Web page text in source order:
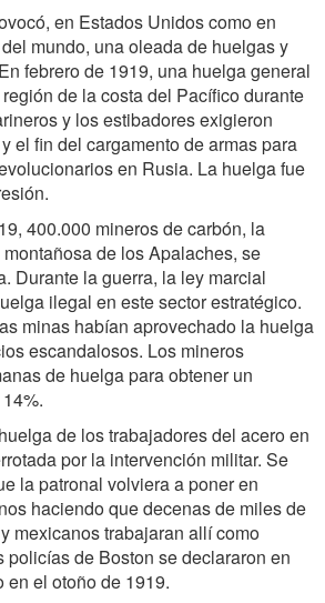
en Estados Unidos como en
mundo, una oleada de huelgas y
febrero de 1919, una huelga general
de la costa del Pacífico durante
y los estibadores exigieron
el fin del cargamento de armas para
en Rusia. La huelga fue
400.000 mineros de carbón, la
de los Apalaches, se
Durante la guerra, la ley marcial
ilegal en este sector estratégico.
minas habían aprovechado la huelga
escandalosos. Los mineros
de huelga para obtener un
de los trabajadores del acero en
por la intervención militar. Se
la patronal volviera a poner en
haciendo que decenas de miles de
mexicanos trabajaran allí como
policías de Boston se declararon en
en el otoño de 1919.